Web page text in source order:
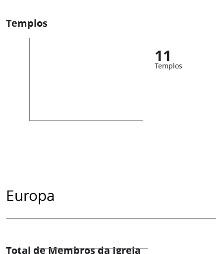
Templos
11
Templos
Europa
Total de Membros da Igreja